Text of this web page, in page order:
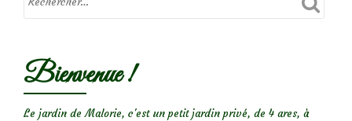
Bienvenue !
Le jardin de Malorie, c'est un petit jardin privé, de 4 ares, à